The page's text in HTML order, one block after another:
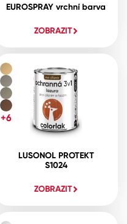
EUROSPRAY vrchní barva
ZOBRAZIT
LUSONOL PROTEKT
S1024
ZOBRAZIT
+6